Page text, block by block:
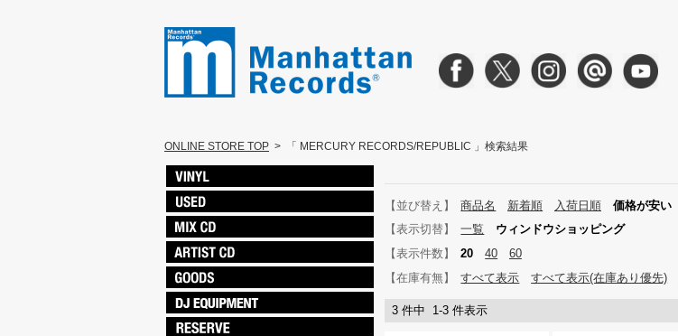
ONLINE STORE TOP > 「 MERCURY RECORDS/REPUBLIC 」検索結果
【並び替え】 商品名 新着順 入荷日順 価格が安い
【表示切替】
一覧
ウィンドウショッピング
【表示件数】
20 40
60
【在庫有無】
すべて表示 すべて表示(在庫あり優先)
3 件中 1-3 件表示